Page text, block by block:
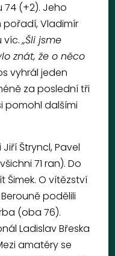
74 (+2). Jeho
pořadí, Vladimír
víc.„Šli jsme
znát, že o něco
vyhrál jeden
za poslední tři
pomohl dalšími
Štryncl, Pavel
71 ran). Do
Šimek. O vítězství
podělili
(oba 76).
Ladislav Břeska
amatéry se